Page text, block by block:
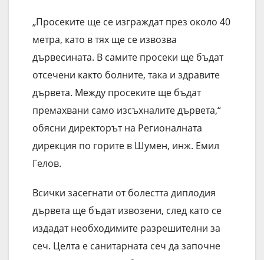
„Просеките ще се изграждат през около 40
метра, като в тях ще се извозва
дървесината. В самите просеки ще бъдат
отсечени както болните, така и здравите
дървета. Между просеките ще бъдат
премахвани само изсъхналите дървета,“
обясни директорът на Регионалната
дирекция по горите в Шумен, инж. Емил
Гелов.
Всички засегнати от болестта диплодия
дървета ще бъдат извозени, след като се
издадат необходимите разрешителни за
сеч. Целта е санитарната сеч да започне